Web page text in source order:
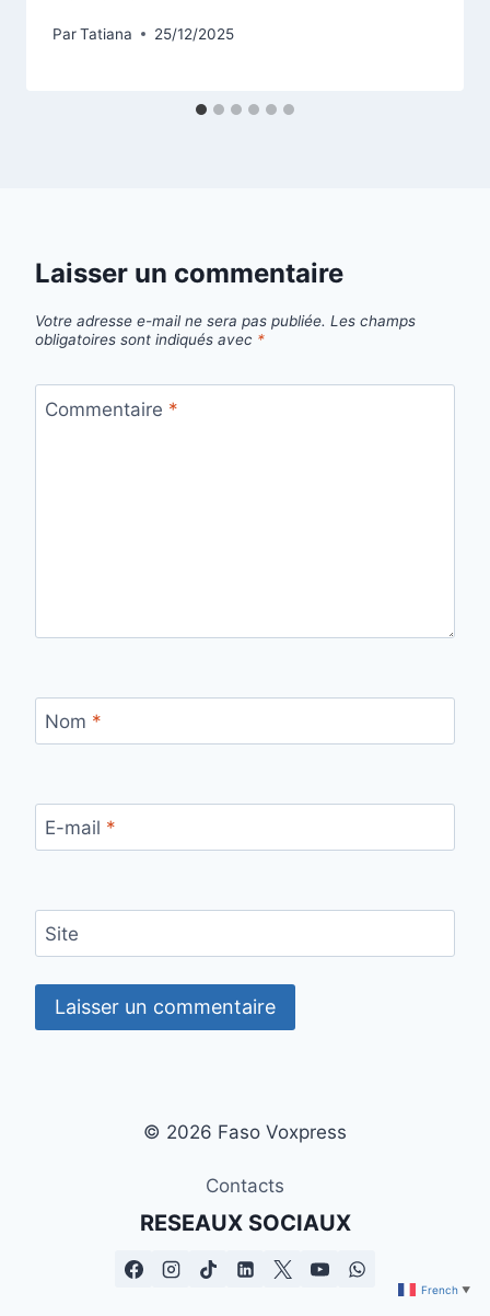
ParTatiana 25/12/2025
Laisser un commentaire
Votre adresse e-mail ne sera pas publiée. Les champs
obligatoires sont indiqués avec *
Commentaire *
Nom *
E-mail *
Site
© 2026 Faso Voxpress
Contacts
RESEAUX SOCIAUX
French ▼